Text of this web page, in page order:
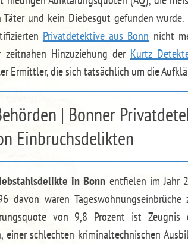
und kein Diebesgut gefunden
Privatdetektive aus Bonn nicht
Hinzuziehung der Kurtz
Ermittler, die sich tatsächlich um die
| Bonner
Einbruchsdelikten
in Bonn entfielen im Jahr
davon waren
von 9,8 Prozent ist Zeugnis
einer schlechten kriminaltechnischen